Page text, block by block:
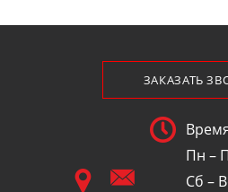
ЗАКАЗАТЬ
Пн –
Сб –